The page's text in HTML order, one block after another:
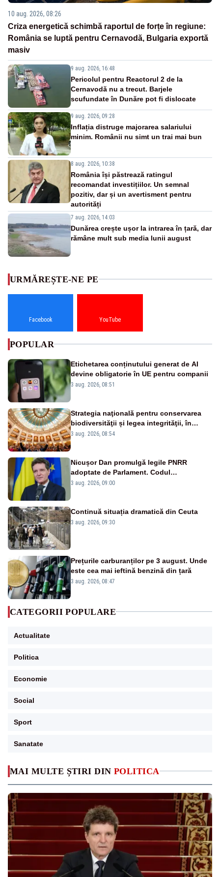
10 aug. 2026, 08:26
Criza energetică schimbă raportul de forțe în regiune:
România se luptă pentru Cernavodă, Bulgaria exportă
masiv
9 aug. 2026, 16:48
Pericolul pentru Reactorul 2 de la
Cernavodă nu a trecut. Barjele
scufundate în Dunăre pot fi dislocate
9 aug. 2026, 09:28
Inflația distruge majorarea salariului
minim. Românii nu simt un trai mai bun
8 aug. 2026, 10:38
România își păstrează ratingul
recomandat investițiilor. Un semnal
pozitiv, dar și un avertisment pentru
autorități
7 aug. 2026, 14:03
Dunărea crește ușor la intrarea în țară, dar
rămâne mult sub media lunii august
MAI MULTE ȘTIRI DIN POLITICA
URMĂREȘTE-NE PE
Facebook YouTube
POPULAR
Etichetarea conținutului generat de AI
devine obligatorie în UE pentru companii
3 aug. 2026, 08:51
Strategia naţională pentru conservarea
biodiversităţii și legea integrităţii, în
dezbatere
3 aug. 2026, 08:54
Nicușor Dan promulgă legile PNRR
adoptate de Parlament. Codul
urbanismului, printre actele normative
3 aug. 2026, 09:00
Continuă situația dramatică din Ceuta
3 aug. 2026, 09:30
Prețurile carburanților pe 3 august. Unde
este cea mai ieftină benzină din țară
3 aug. 2026, 08:47
CATEGORII POPULARE
Actualitate
Politica
Economie
Social
Sport
Sanatate